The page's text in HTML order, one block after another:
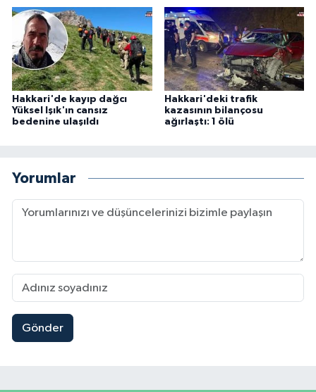
Hakkari'de kayıp dağcı
Yüksel Işık'ın cansız
bedenine ulaşıldı
Hakkari'deki trafik
kazasının bilançosu
ağırlaştı: 1 ölü
Yorumlar
Gönder